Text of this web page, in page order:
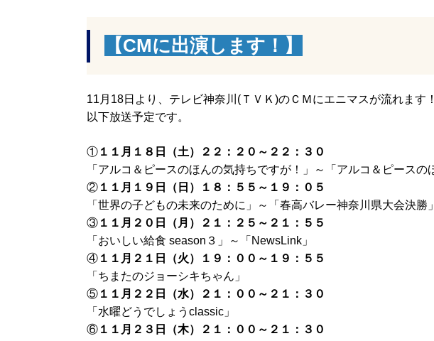
【CMに出演します！】
11月18日より、テレビ神奈川(ＴＶＫ)のＣＭにエニマスが流れます！
以下放送予定です。
① １１月１８日（土）２２：２０～２２：３０
「アルコ＆ピースのほんの気持ちですが！」～「アルコ＆ピースの
② １１月１９日（日）１８：５５～１９：０５
「世界の子どもの未来のために」～「春高バレー神奈川県大会決勝」
③ １１月２０日（月）２１：２５～２１：５５
「おいしい給食 season３」～「NewsLink」
④ １１月２１日（火）１９：００～１９：５５
「ちまたのジョーシキちゃん」
⑤ １１月２２日（水）２１：００～２１：３０
「水曜どうでしょうclassic」
⑥ １１月２３日（木）２１：００～２１：３０